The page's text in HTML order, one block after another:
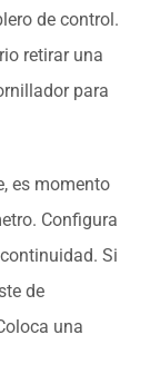
de control.
retirar una
para
es momento
Configura
Si
de
una